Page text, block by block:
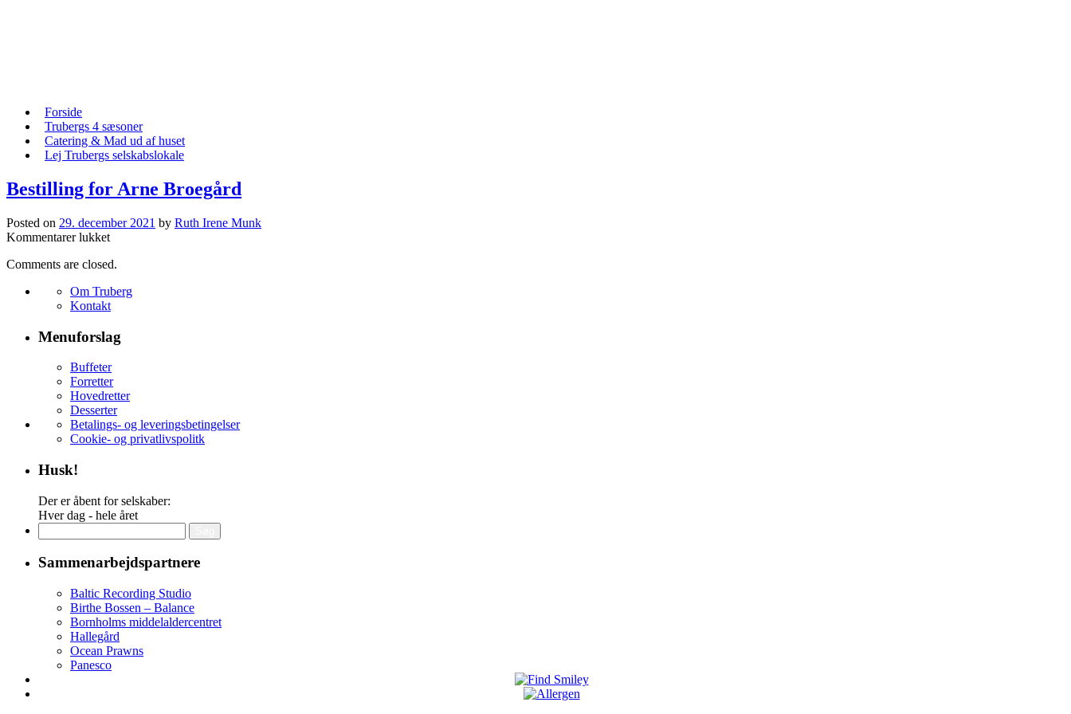
Skip
content
Forside
Trubergs 4 sæsoner
Catering & Mad ud af huset
Lej Trubergs selskabslokale
Bestilling for Arne Broegård
Posted on 29. december 2021 by Ruth Irene Munk
Kommentarer lukkettil
for
Broegård
Comments are closed.
Om Truberg
Kontakt
Menuforslag
Buffeter
Forretter
Hovedretter
Desserter
Betalings- og leveringsbetingelser
Cookie- og privatlivspolitk
Husk!
Der er åbent for selskaber:
Hver dag - hele året
efter:
Sammenarbejdspartnere
Baltic Recording Studio
Birthe Bossen – Balance
Bornholms middelaldercentret
Hallegård
Ocean Prawns
Panesco